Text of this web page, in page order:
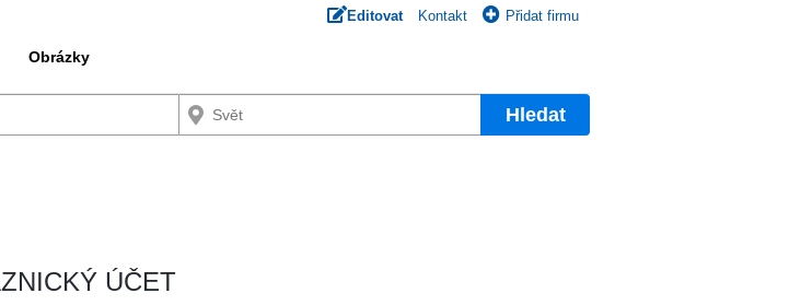
Editovat Kontakt Přidat firmu
Obrázky
Hledat
ÚČET